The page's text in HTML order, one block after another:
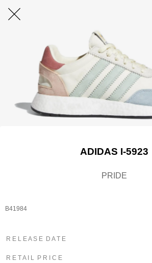
ADIDAS I-5923
PRIDE
B41984
R E L E A S E D A T E
R E T A I L P R I C E